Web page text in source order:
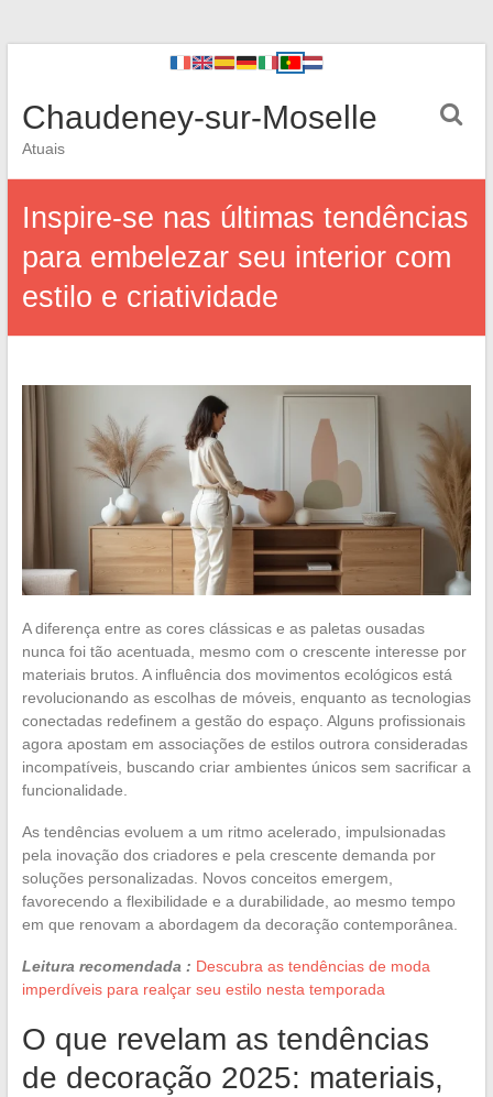
Chaudeney-sur-Moselle
Atuais
Inspire-se nas últimas tendências
para embelezar seu interior com
estilo e criatividade
A diferença entre as cores clássicas e as paletas ousadas
nunca foi tão acentuada, mesmo com o crescente interesse por
materiais brutos. A influência dos movimentos ecológicos está
revolucionando as escolhas de móveis, enquanto as tecnologias
conectadas redefinem a gestão do espaço. Alguns profissionais
agora apostam em associações de estilos outrora consideradas
incompatíveis, buscando criar ambientes únicos sem sacrificar a
funcionalidade.
As tendências evoluem a um ritmo acelerado, impulsionadas
pela inovação dos criadores e pela crescente demanda por
soluções personalizadas. Novos conceitos emergem,
favorecendo a flexibilidade e a durabilidade, ao mesmo tempo
em que renovam a abordagem da decoração contemporânea.
Leitura recomendada : Descubra as tendências de moda
imperdíveis para realçar seu estilo nesta temporada
O que revelam as tendências
de decoração 2025: materiais,